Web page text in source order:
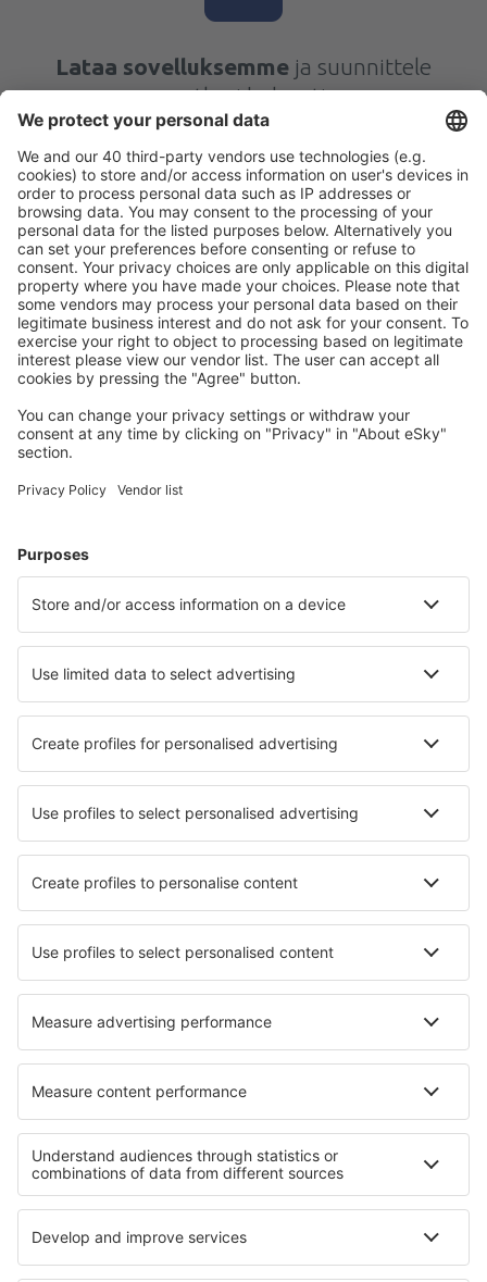
Lataa sovelluksemme ja suunnittele
matkasi helposti
Suunnittele matkasi
Halvat lennot
Kaupunkilomat
Lomamatkat
Majoitus
Lento+Hotelli
Hotellit
Kuljetukset
Lue lisää
Lentoyhtiöt
FlexFlight
Lufthansa
Wizz Air
Norwegian
KLM
SAS
Turkish Airlines
Air Baltic
Tietoa eSkysta
Sopimusehdot
Omat varaukset
Tietosuojakäytäntö
Tuki ja yhteystiedot
Yksityisyys